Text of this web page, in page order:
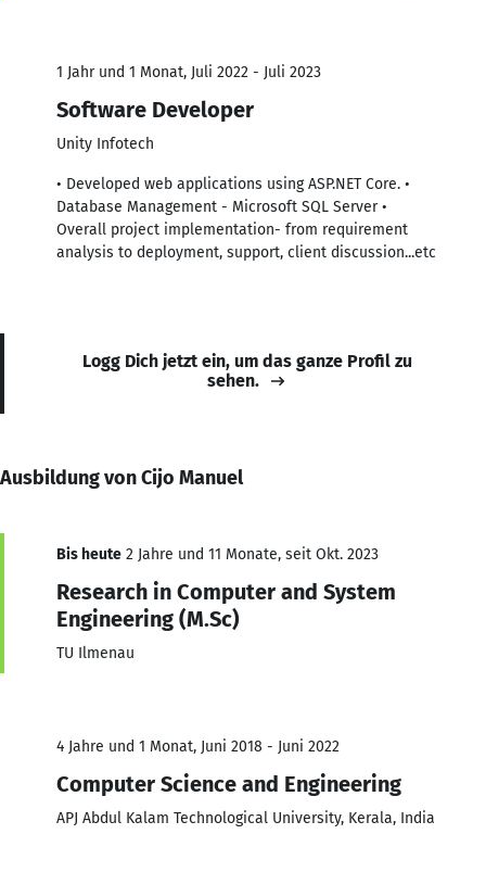
1 Jahr und 1 Monat, Juli 2022 - Juli 2023
Software Developer
Unity Infotech
• Developed web applications using ASP.NET Core. •
Database Management - Microsoft SQL Server •
Overall project implementation- from requirement
analysis to deployment, support, client discussion...etc
Logg Dich jetzt ein, um das ganze Profil zu
sehen.
Ausbildung von Cijo Manuel
Bis heute 2 Jahre und 11 Monate, seit Okt. 2023
Research in Computer and System
Engineering (M.Sc)
TU Ilmenau
4 Jahre und 1 Monat, Juni 2018 - Juni 2022
Computer Science and Engineering
APJ Abdul Kalam Technological University, Kerala, India